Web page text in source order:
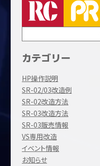
カテゴリー
HP操作説明
SR-02/03改造例
SR-02改造方法
SR-03改造方法
SR-03販売情報
VS専用改造
イベント情報
お知らせ